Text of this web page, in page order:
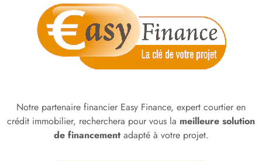
Notre partenaire financier Easy Finance, expert courtier en
crédit immobilier, recherchera pour vous la meilleure solution
de financementadapté à votre projet.